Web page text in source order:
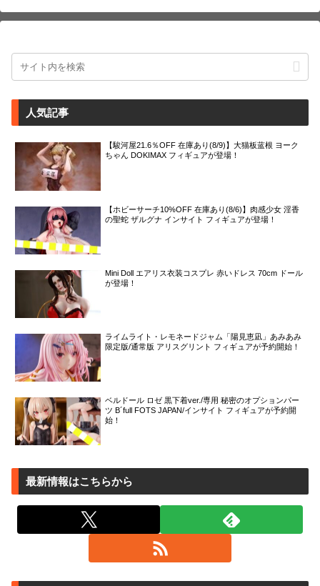
人気記事
【駿河屋21.6％OFF 在庫あり(8/9)】大猫板蓝根 ヨーク
ちゃん DOKIMAX フィギュアが登場！
【ホビーサーチ10%OFF 在庫あり(8/6)】肉感少女 淫香
の聖蛇 ザルグナ インサイト フィギュアが登場！
Mini Doll エアリス衣装コスプレ 赤いドレス 70cm ドール
が登場！
ライムライト・レモネードジャム「陽見恵凪」あみあみ
限定版/通常版 アリスグリント フィギュアが予約開始！
ベルドール ロゼ 黒下着ver./専用 秘密のオプションパー
ツ B´full FOTS JAPAN/インサイト フィギュアが予約開
始！
最新情報はこちらから